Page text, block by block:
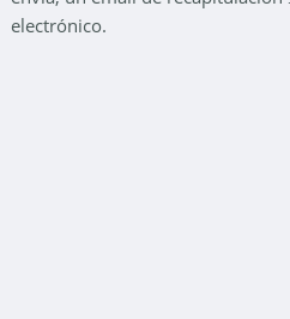
electrónico.